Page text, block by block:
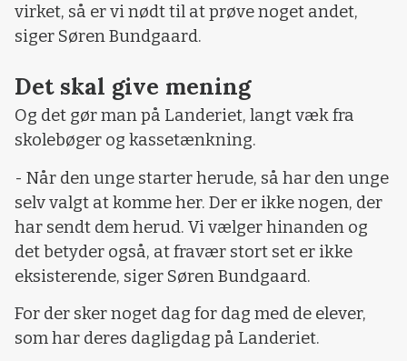
virket, så er vi nødt til at prøve noget andet,
siger Søren Bundgaard.
Det skal give mening
Og det gør man på Landeriet, langt væk fra
skolebøger og kassetænkning.
- Når den unge starter herude, så har den unge
selv valgt at komme her. Der er ikke nogen, der
har sendt dem herud. Vi vælger hinanden og
det betyder også, at fravær stort set er ikke
eksisterende, siger Søren Bundgaard.
For der sker noget dag for dag med de elever,
som har deres dagligdag på Landeriet.